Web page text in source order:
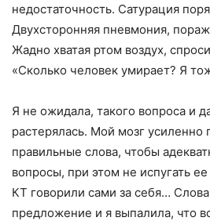
недостаточность. Сатурация
Двухсторонняя пневмония,
Жадно хватая ртом воздух,
«‎Сколько человек умирает? Я
Я не ожидала, такого вопроса и
растерялась. Мой мозг усиленно
правильные слова, чтобы
вопросы, при этом не испугать
КТ говорили сами за себя…
предложение и я выпалила, что